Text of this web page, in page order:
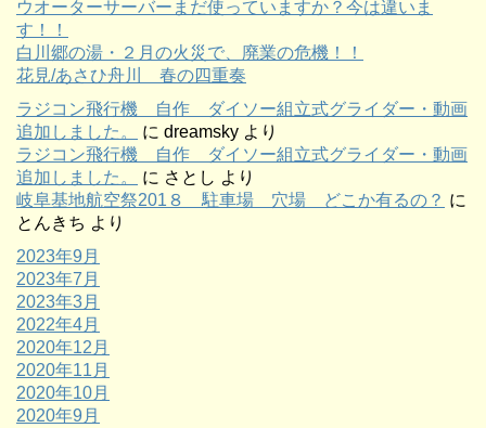
ウオーターサーバーまだ使っていますか？今は違いま
す！！
白川郷の湯・２月の火災で、廃業の危機！！
花見/あさひ舟川 春の四重奏
ラジコン飛行機 自作 ダイソー組立式グライダー・動画
追加しました。
に dreamsky より
ラジコン飛行機 自作 ダイソー組立式グライダー・動画
追加しました。
に さとし より
岐阜基地航空祭201８ 駐車場 穴場 どこか有るの？ に
とんきち より
2023年9月
2023年7月
2023年3月
2022年4月
2020年12月
2020年11月
2020年10月
2020年9月